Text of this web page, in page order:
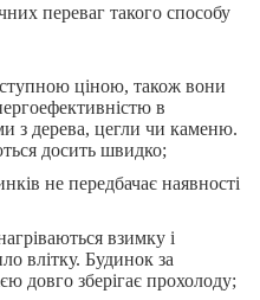
переваг такого способу
ціною, також вони
в
з дерева, цегли чи каменю.
досить швидко;
не передбачає наявності
взимку і
влітку. Будинок за
довго зберігає прохолоду;